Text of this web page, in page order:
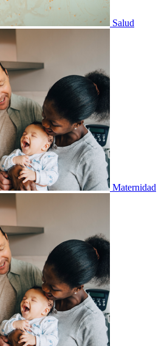
Salud
Maternidad